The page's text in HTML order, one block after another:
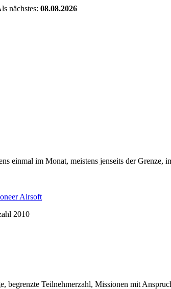
nächstes: 08.08.2026
einmal im Monat, meistens jenseits der
begrenzte Teilnehmerzahl, Missionen mit